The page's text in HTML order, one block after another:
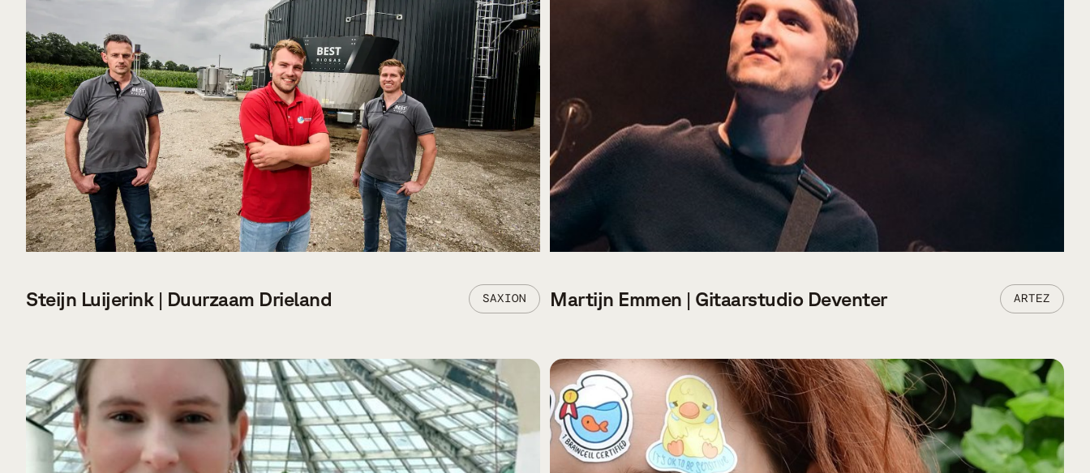
VERDER LEZEN VERDER LEZEN
VERDER LEZEN
Steijn Luijerink | Duurzaam Drieland SAXION
VERDER LEZEN
Martijn Emmen | Gitaarstudio Deventer ARTEZ